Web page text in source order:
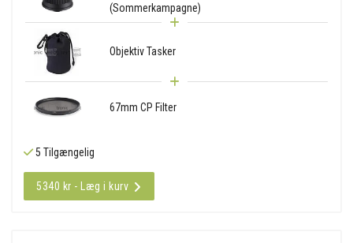
(Sommerkampagne)
Objektiv Tasker
67mm CP Filter
5 Tilgængelig
5340 kr - Læg i kurv